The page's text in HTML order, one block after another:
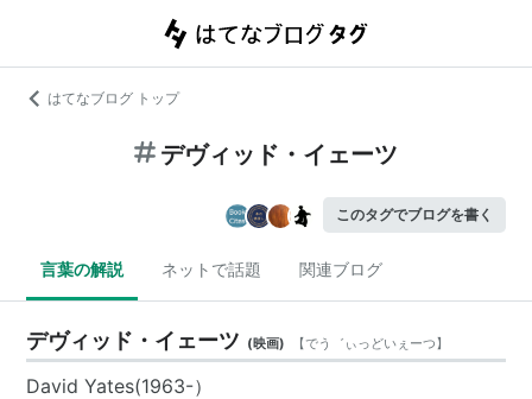
はてなブログ トップ
デヴィッド・イェーツ
このタグでブログを書く
言葉の解説 ネットで話題 関連ブログ
デヴィッド・イェーツ (映画) 【でう゛ぃっどいぇーつ】
David Yates(1963-）